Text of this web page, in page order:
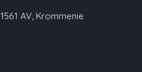
AV, Krommenie